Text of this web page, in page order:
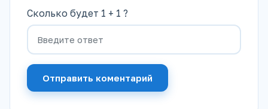
Сколько будет 1 + 1 ?
Отправить коментарий